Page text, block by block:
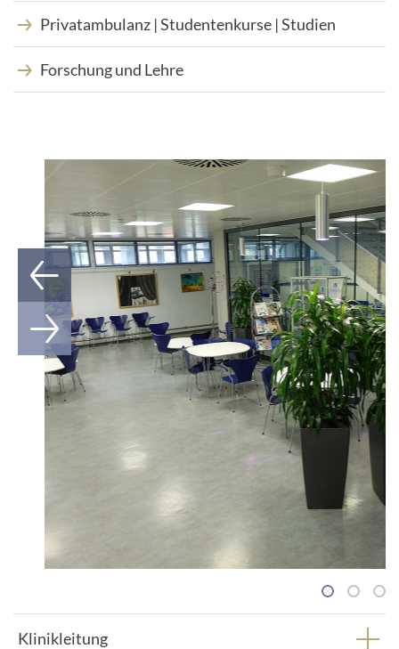
Privatambulanz | Studentenkurse | Studien
Forschung und Lehre
1 2 3
Klinikleitung